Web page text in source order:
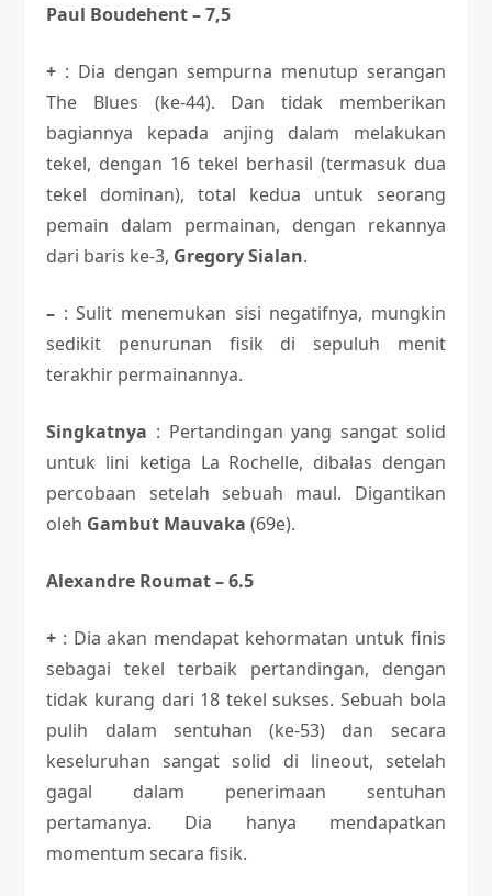
Paul Boudehent – ​​7,5
+ : Dia dengan sempurna menutup serangan
The Blues (ke-44). Dan tidak memberikan
bagiannya kepada anjing dalam melakukan
tekel, dengan 16 tekel berhasil (termasuk dua
tekel dominan), total kedua untuk seorang
pemain dalam permainan, dengan rekannya
dari baris ke-3, Gregory Sialan.
– : Sulit menemukan sisi negatifnya, mungkin
sedikit penurunan fisik di sepuluh menit
terakhir permainannya.
Singkatnya : Pertandingan yang sangat solid
untuk lini ketiga La Rochelle, dibalas dengan
percobaan setelah sebuah maul. Digantikan
oleh Gambut Mauvaka (69e).
Alexandre Roumat – 6.5
+ : Dia akan mendapat kehormatan untuk finis
sebagai tekel terbaik pertandingan, dengan
tidak kurang dari 18 tekel sukses. Sebuah bola
pulih dalam sentuhan (ke-53) dan secara
keseluruhan sangat solid di lineout, setelah
gagal dalam penerimaan sentuhan
pertamanya. Dia hanya mendapatkan
momentum secara fisik.